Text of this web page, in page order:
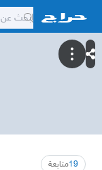
19متابعة